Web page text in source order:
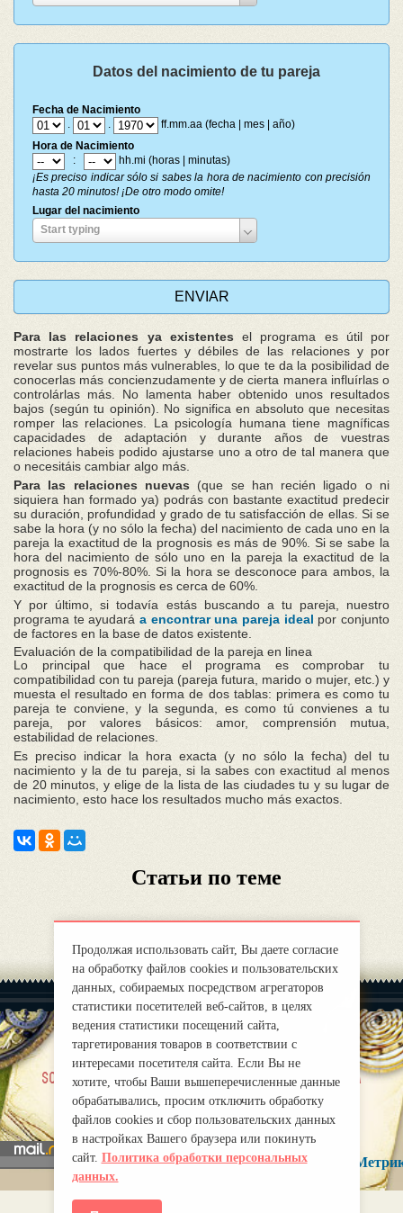
Datos del nacimiento de tu pareja
Fecha de Nacimiento
.
.
ff.mm.aa (fecha | mes | año)
Hora de Nacimiento
:
hh.mi (horas | minutas)
¡Es preciso indicar sólo si sabes la hora de nacimiento con precisión
hasta 20 minutos! ¡De otro modo omite!
Lugar del nacimiento
Start typing
Lugar
Para las relaciones ya existentesel programa es útil por
mostrarte los lados fuertes y débiles de las relaciones y por
revelar sus puntos más vulnerables, lo que te da la posibilidad de
conocerlas más concienzudamente y de cierta manera influírlas o
controlárlas más. No lamenta haber obtenido unos resultados
bajos (según tu opinión). No significa en absoluto que necesitas
romper las relaciones. La psicología humana tiene magníficas
capacidades de adaptación y durante años de vuestras
relaciones habeis podido ajustarse uno a otro de tal manera que
o necesitáis cambiar algo más.
Para las relaciones nuevas(que se han recién ligado o ni
siquiera han formado ya) podrás con bastante exactitud predecir
su duración, profundidad y grado de tu satisfacción de ellas. Si se
sabe la hora (y no sólo la fecha) del nacimiento de cada uno en la
pareja la exactitud de la prognosis es más de 90%. Si se sabe la
hora del nacimiento de sólo uno en la pareja la exactitud de la
prognosis es 70%-80%. Si la hora se desconoce para ambos, la
exactitud de la prognosis es cerca de 60%.
Y por último, si todavía estás buscando a tu pareja, nuestro
programa te ayudará a encontrar una pareja ideal por conjunto
de factores en la base de datos existente.
Evaluación de la compatibilidad de la pareja en linea
Lo principal que hace el programa es comprobar tu
compatibilidad con tu pareja (pareja futura, marido o mujer, etc.) y
muesta el resultado en forma de dos tablas: primera es como tu
pareja te conviene, y la segunda, es como tú convienes a tu
pareja, por valores básicos: amor, comprensión mutua,
estabilidad de relaciones.
Es preciso indicar la hora exacta (y no sólo la fecha) del tu
nacimiento y la de tu pareja, si la sabes con exactitud al menos
de 20 minutos, y elige de la lista de las ciudades tu y su lugar de
nacimiento, esto hace los resultados mucho más exactos.
Статьи по теме
sobre nosotros
Правила
mirprognoz@mail.ru
Продолжая использовать сайт, Вы даете согласие
на обработку файлов cookies и пользовательских
данных, собираемых посредством агрегаторов
статистики посетителей веб-сайтов, в целях
ведения статистики посещений сайта,
таргетирования товаров в соответствии с
интересами посетителя сайта. Если Вы не
хотите, чтобы Ваши вышеперечисленные данные
обрабатывались, просим отключить обработку
файлов cookies и сбор пользовательских данных
в настройках Вашего браузера или покинуть
сайт. Политика обработки персональных
данных.